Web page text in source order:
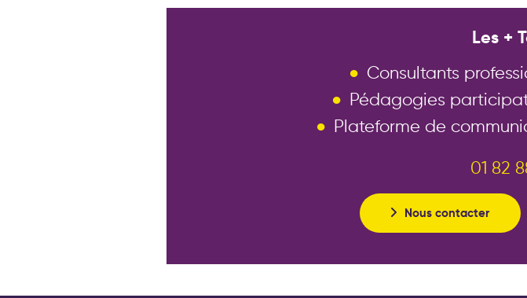
Pour toute situation particulière (accessibilité, handicap,
accueillir. Contactez-nous par téléphone au 01 82 88 50 00 ou
Les +
Consultants
Pédagogies
Plateforme de
01 82
Nous contacter